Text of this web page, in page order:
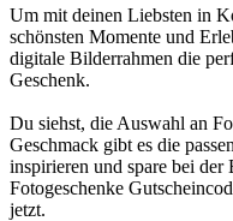
Um mit deinen Liebsten in
schönsten Momente und
digitale Bilderrahmen die
Geschenk.
Du siehst, die Auswahl an
Geschmack gibt es die
inspirieren und spare bei
Fotogeschenke
jetzt.